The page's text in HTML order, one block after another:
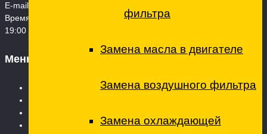
фильтра
Замена масла в двигателе
Замена воздушного фильтра
Замена охлаждающей
E-mail:
Время работы: Пн. – Сб.: 08:00 – 21:00 Воскресенье - 09:00 -
19:00
Меню
Ремонт коммерческого транспорта